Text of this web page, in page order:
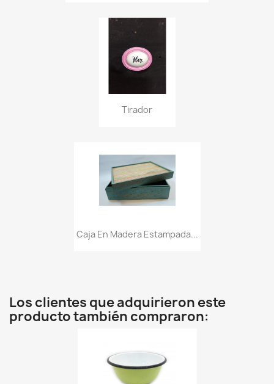
Tirador
Caja En Madera Estampada...
Los clientes que adquirieron este
producto también compraron: